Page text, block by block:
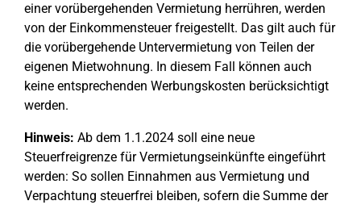
einer vorübergehenden Vermietung herrühren, werden
von der Einkommensteuer freigestellt. Das gilt auch für
die vorübergehende Untervermietung von Teilen der
eigenen Mietwohnung. In diesem Fall können auch
keine entsprechenden Werbungskosten berücksichtigt
werden.
Hinweis: Ab dem 1.1.2024 soll eine neue
Steuerfreigrenze für Vermietungseinkünfte eingeführt
werden: So sollen Einnahmen aus Vermietung und
Verpachtung steuerfrei bleiben, sofern die Summe der